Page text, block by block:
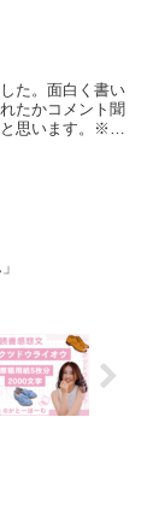
た。面白く書い
たかコメント聞
思います。※商